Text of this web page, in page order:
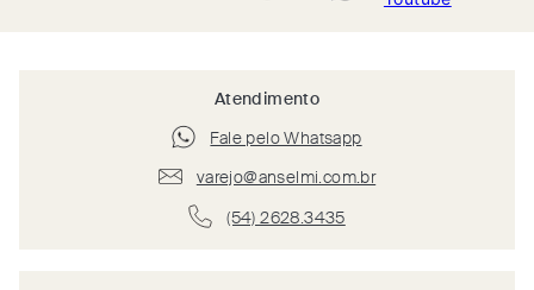
Atendimento
Fale pelo Whatsapp
varejo@anselmi.com.br
(54) 2628.3435